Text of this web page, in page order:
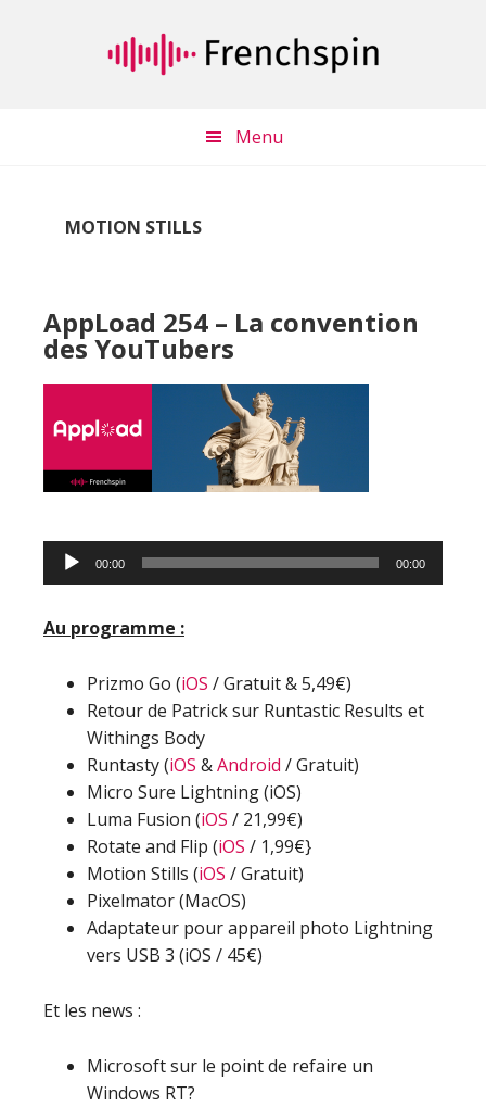
Menu
MOTION STILLS
AppLoad 254 – La convention
des YouTubers
Lecteur
audio
00:00 00:00
Au programme :
Prizmo Go (iOS / Gratuit & 5,49€)
Retour de Patrick sur Runtastic Results et
Withings Body
Runtasty (iOS &Android / Gratuit)
Micro Sure Lightning (iOS)
Luma Fusion (iOS / 21,99€)
Rotate and Flip (iOS / 1,99€}
Motion Stills (iOS / Gratuit)
Pixelmator (MacOS)
Adaptateur pour appareil photo Lightning
vers USB 3 (iOS / 45€)
Et les news :
Microsoft sur le point de refaire un
Windows RT?